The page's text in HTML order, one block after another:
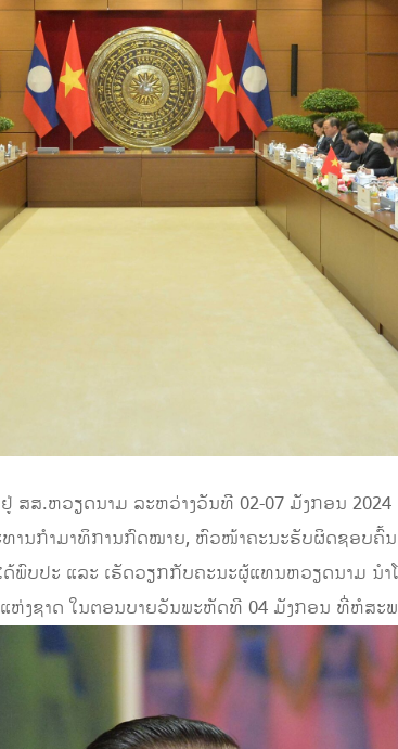
ສສ.​ຫວຽດນາມ ລະຫວ່າງວັນທີ 02-07 ມັງກອນ
ທານກຳມາທິການກົດໝາຍ, ຫົວໜ້າຄະນະຮັບຜິດຊອບຄົ້
ພົບປະ ​ແລະ ​ເຮັດ​ວຽກ​ກັບຄະນະຜູ້ແທນຫວຽດນາມ ນໍາ
ຫ່ງ​ຊາດ ໃນຕອນ​ບາຍວັນ​ພະຫັດທີ 04 ມັງກອນ ທີ່ຫໍສະ